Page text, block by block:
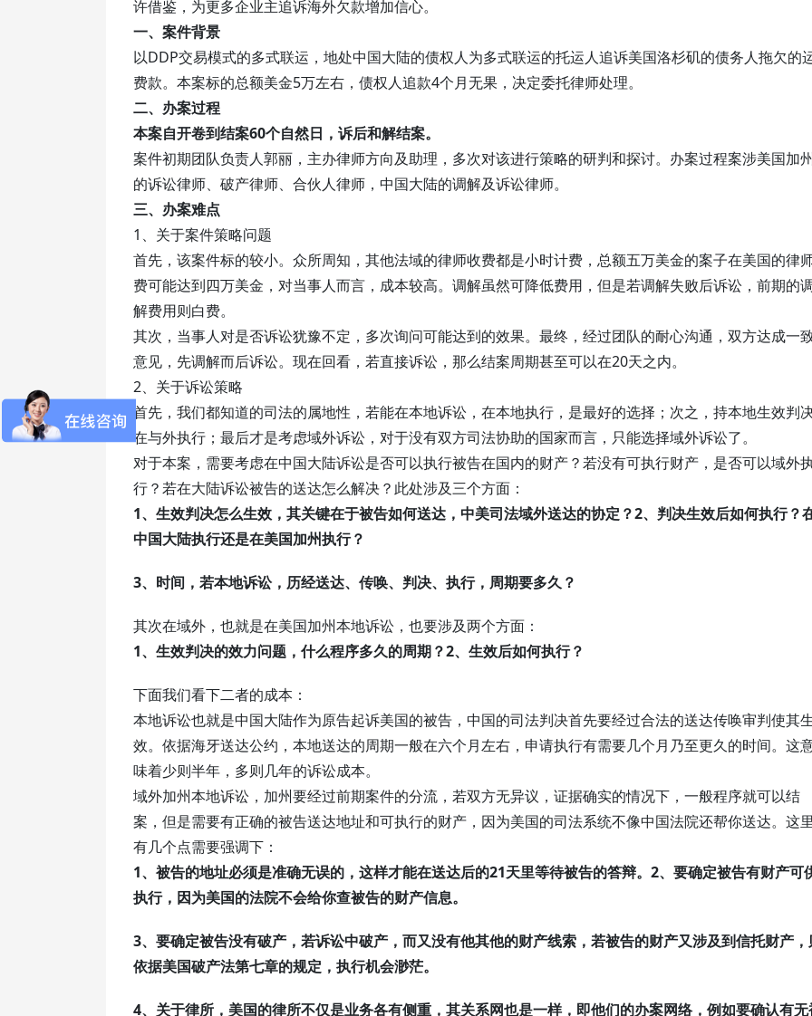
许借鉴，为更多企业主追诉海外欠款增加信心。
一、案件背景
以DDP交易模式的多式联运，地处中国大陆的债权人为多式联运的托运人追诉美国洛杉矶的债务人拖欠的
费款。本案标的总额美金5万左右，债权人追款4个月无果，决定委托律师处理。
二、办案过程
本案自开卷到结案60个自然日，诉后和解结案。
案件初期团队负责人郭丽，主办律师方向及助理，多次对该进行策略的研判和探讨。办案过程案涉美国加州
的诉讼律师、破产律师、合伙人律师，中国大陆的调解及诉讼律师。
三、办案难点
1、关于案件策略问题
首先，该案件标的较小。众所周知，其他法域的律师收费都是小时计费，总额五万美金的案子在美国的律
费可能达到四万美金，对当事人而言，成本较高。调解虽然可降低费用，但是若调解失败后诉讼，前期的
解费用则白费。
其次，当事人对是否诉讼犹豫不定，多次询问可能达到的效果。最终，经过团队的耐心沟通，双方达成一
意见，先调解而后诉讼。现在回看，若直接诉讼，那么结案周期甚至可以在20天之内。
2、关于诉讼策略
首先，我们都知道的司法的属地性，若能在本地诉讼，在本地执行，是最好的选择；次之，持本地生效判
在与外执行；最后才是考虑域外诉讼，对于没有双方司法协助的国家而言，只能选择域外诉讼了。
对于本案，需要考虑在中国大陆诉讼是否可以执行被告在国内的财产？若没有可执行财产，是否可以域外
行？若在大陆诉讼被告的送达怎么解决？此处涉及三个方面：
1、生效判决怎么生效，其关键在于被告如何送达，中美司法域外送达的协定？2、判决生效后如何执行？
中国大陆执行还是在美国加州执行？
3、时间，若本地诉讼，历经送达、传唤、判决、执行，周期要多久？
其次在域外，也就是在美国加州本地诉讼，也要涉及两个方面：
1、生效判决的效力问题，什么程序多久的周期？2、生效后如何执行？
下面我们看下二者的成本：
本地诉讼也就是中国大陆作为原告起诉美国的被告，中国的司法判决首先要经过合法的送达传唤审判使其
效。依据海牙送达公约，本地送达的周期一般在六个月左右，申请执行有需要几个月乃至更久的时间。这
味着少则半年，多则几年的诉讼成本。
域外加州本地诉讼，加州要经过前期案件的分流，若双方无异议，证据确实的情况下，一般程序就可以结
案，但是需要有正确的被告送达地址和可执行的财产，因为美国的司法系统不像中国法院还帮你送达。这里
有几个点需要强调下：
1、被告的地址必须是准确无误的，这样才能在送达后的21天里等待被告的答辩。 2、要确定被告有财产可
执行，因为美国的法院不会给你查被告的财产信息。
3、要确定被告没有破产，若诉讼中破产，而又没有他其他的财产线索，若被告的财产又涉及到信托财产，
依据美国破产法第七章的规定，执行机会渺茫。
4、关于律所，美国的律所不仅是业务各有侧重，其关系网也是一样，即他们的办案网络，例如要确认有无